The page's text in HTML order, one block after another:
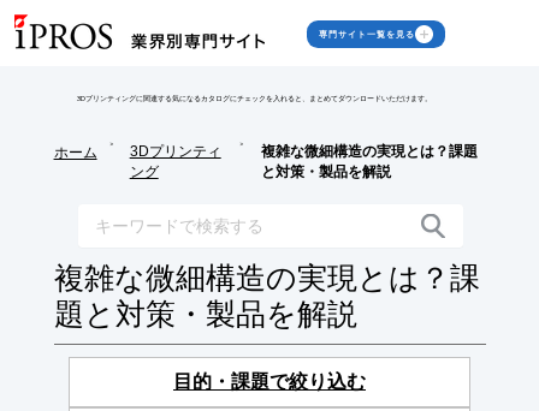
専門サイト一覧を見る
3Dプリンティングに関連する気になるカタログにチェックを入れると、まとめてダウンロードいただけます。
ホーム
>
3Dプリンティ
ング
>
複雑な微細構造の実現とは？課題
と対策・製品を解説
複雑な微細構造の実現とは？課
題と対策・製品を解説
目的・課題で絞り込む